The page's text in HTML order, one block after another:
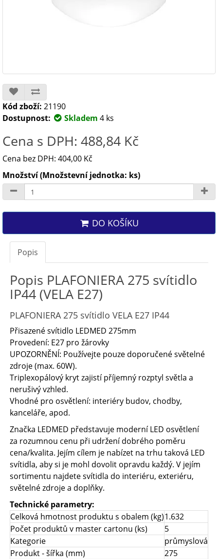
Kód zboží: 21190
Dostupnost:
Skladem 4 ks
Cena s DPH: 488,84 Kč
Cena bez DPH: 404,00 Kč
Množství (Množstevní jednotka: ks)
DO KOŠÍKU
Popis
Popis PLAFONIERA 275 svítidlo
IP44 (VELA E27)
PLAFONIERA 275 svítidlo VELA E27 IP44
Přisazené svítidlo LEDMED 275mm
Provedení: E27 pro žárovky
UPOZORNĚNÍ: Používejte pouze doporučené světelné
zdroje (max. 60W).
Triplexopálový kryt zajistí příjemný rozptyl světla a
nerušivý vzhled.
Vhodné pro osvětlení: interiéry budov, chodby,
kanceláře, apod.
Značka LEDMED představuje moderní LED osvětlení
za rozumnou cenu při udržení dobrého poměru
cena/kvalita. Jejím cílem je nabízet na trhu taková LED
svítidla, aby si je mohl dovolit opravdu každý. V jejím
sortimentu najdete svítidla do interiéru, exteriéru,
světelné zdroje a doplňky.
Technické parametry:
Celková hmotnost produktu s obalem (kg)1.632
Počet produktů v master cartonu (ks)
5
Kategorie
průmyslová
Produkt - šířka (mm)
275